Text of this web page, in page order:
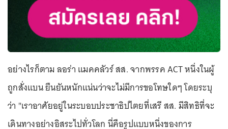
อย่างไรก็ตาม ลอร่า แมคคลัวร์ สส. จากพรรค ACT หนึ่งในผู้
ถูกสั่งแบน ยืนยันหนักแน่นว่าจะไม่มีการขอโทษใดๆ โดยระบุ
ว่า "เราอาศัยอยู่ในระบอบประชาธิปไตยที่เสรี สส. มีสิทธิที่จะ
เดินทางอย่างอิสระไปทั่วโลก นี่คือรูปแบบหนึ่งของการ